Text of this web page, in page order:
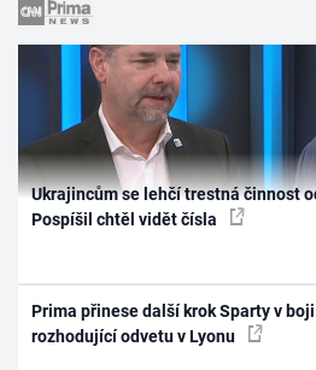
Ukrajincům se lehčí trestná činnost
Pospíšil chtěl vidět čísla
Prima přinese další krok Sparty v
rozhodující odvetu v Lyonu